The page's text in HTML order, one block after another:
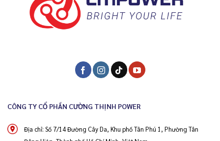
CÔNG TY CỔ PHẦN CƯỜNG THỊNH POWER
Địa chỉ: Số 7/14 Đường Cây Da, Khu phố Tân Phú 1, Phường Tân